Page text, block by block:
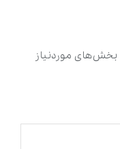
بخش‌های موردنیاز